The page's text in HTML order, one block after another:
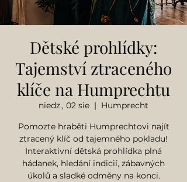
Dětské prohlídky:
Tajemství ztraceného
klíče na Humprechtu
niedz., 02 sie
  |
Humprecht
Pomozte hraběti Humprechtovi najít
ztracený klíč od tajemného pokladu!
Interaktivní dětská prohlídka plná
hádanek, hledání indicií, zábavných
úkolů a sladké odměny na konci.